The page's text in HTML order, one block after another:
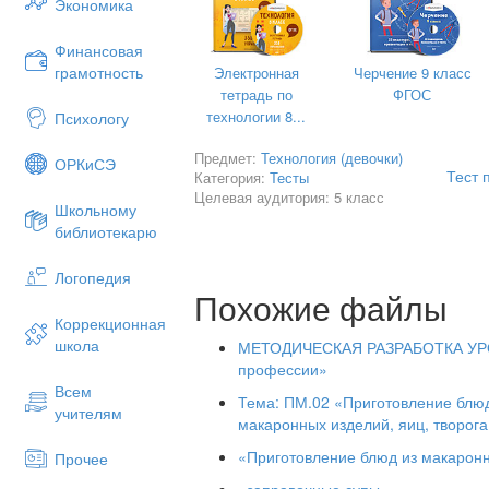
Экономика
Финансовая
грамотность
Психологу
ОРКиСЭ
Школьному
библиотекарю
Логопедия
Коррекционная
школа
Всем
учителям
Прочее
9. КАКУЮ КРУПУ ПОЛУЧАЮТ ИЗ
а) кукурузнуюб) манную в) гречневую
10. КАКУЮ КРУПУ ПРОСЕИВАЮТ
а) рис б) манную в) гречневую г)
Повышенный
11. ИЗ ПШЕНИЦЫ ПОЛУЧАЮТ
а) маннуюб) пшенов) перовуюг)
12. К БОБОВЫМ НЕ ОТНОСИТСЯ…
а) чечевица б) горох в) кукурузаг)
Электронная
тетрадь по
технологии 8...
Черчение 9 класс
ФГОС
Предмет:Технология (девочки)
Категория:Тесты
Целевая аудитория: 5 класс
Тест
Похожие файлы
МЕТОДИЧЕСКАЯ РАЗРАБОТКА
профессии»
Тема: ПМ.02 «Приготовление
макаронных изделий, яиц,
«Приготовление блюд из